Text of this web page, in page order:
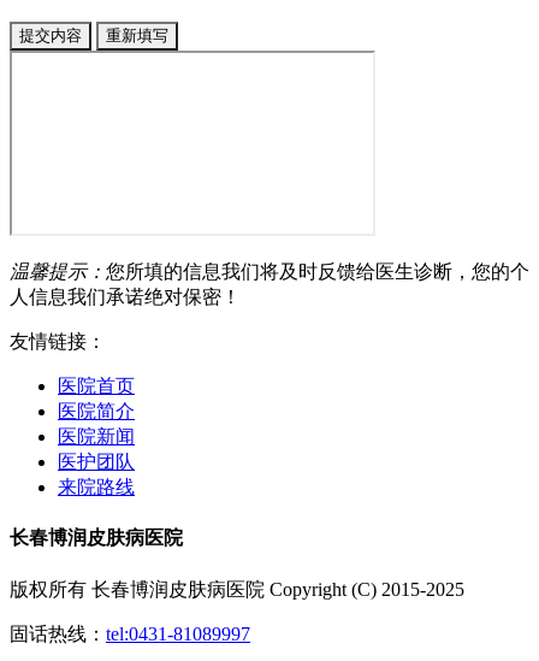
温馨提示： 您所填的信息我们将及时反馈给医生诊断，您的个
人信息我们承诺绝对保密！
友情链接：
医院首页
医院简介
医院新闻
医护团队
来院路线
长春博润皮肤病医院
版权所有 长春博润皮肤病医院 Copyright (C) 2015-2025
固话热线： tel:0431-81089997